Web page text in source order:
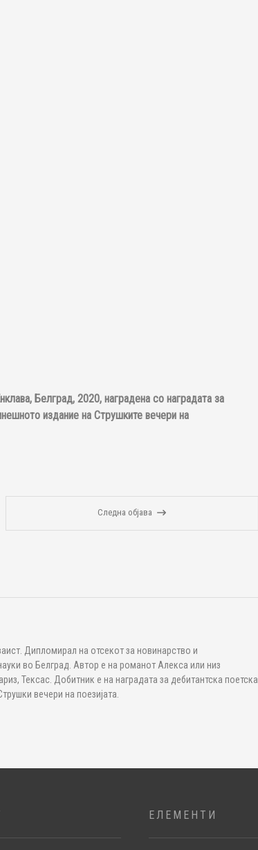
Белград, 2020, наградена со наградата за
издание на Струшките вечери на
Следна објава
Дипломирал на отсекот за новинарство и
во Белград. Автор е на романот Алекса или низ
Тексас. Добитник е на наградата за дебитантска поетска
вечери на поезијата.
ЕЛЕМЕНТИ